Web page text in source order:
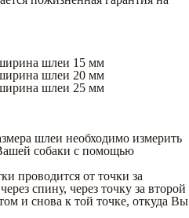
шлеи 15 мм
шлеи 20 мм
шлеи 25 мм
шлеи необходимо измерить
собаки с помощью
проводится от точки за
спину, через точку за второй
и снова к той точке, откуда Вы